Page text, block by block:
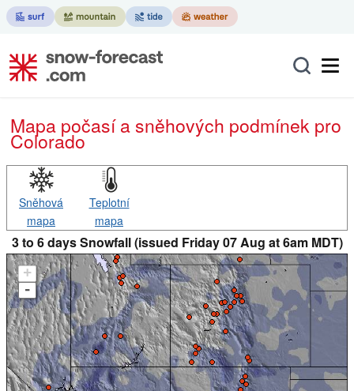
Mapa počasí a sněhových podmínek pro
Colorado
Sněhová
mapa
Teplotní
mapa
3 to 6 days Snowfall (issued Friday 07 Aug at 6am MDT)
+
-